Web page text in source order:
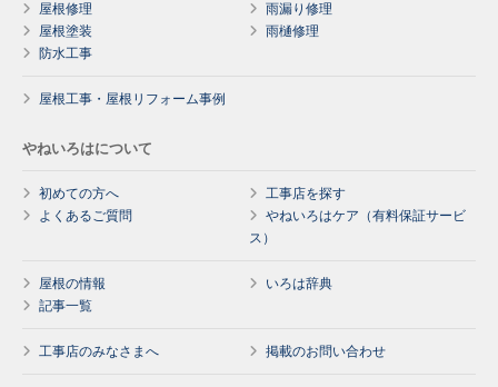
屋根修理
雨漏り修理
屋根塗装
雨樋修理
防水工事
屋根工事・屋根リフォーム事例
やねいろはについて
初めての方へ
工事店を探す
よくあるご質問
やねいろはケア（有料保証サービ
ス）
屋根の情報
いろは辞典
記事一覧
工事店のみなさまへ 掲載のお問い合わせ